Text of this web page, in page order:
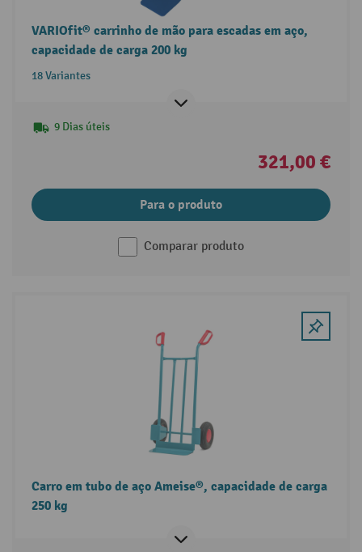
VARIOfit® carrinho de mão para escadas em aço,
capacidade de carga 200 kg
18 Variantes
9 Dias úteis
321,00 €
Para o produto
Comparar produto
Carro em tubo de aço Ameise®, capacidade de carga
250 kg